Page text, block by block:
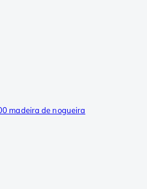
madeira de nogueira